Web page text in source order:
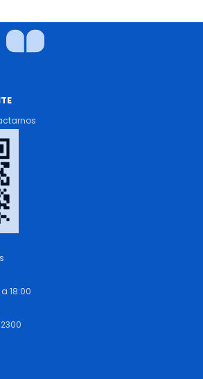
18:00